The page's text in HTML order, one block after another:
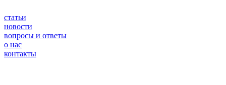
статьи
новости
вопросы и ответы
о нас
контакты